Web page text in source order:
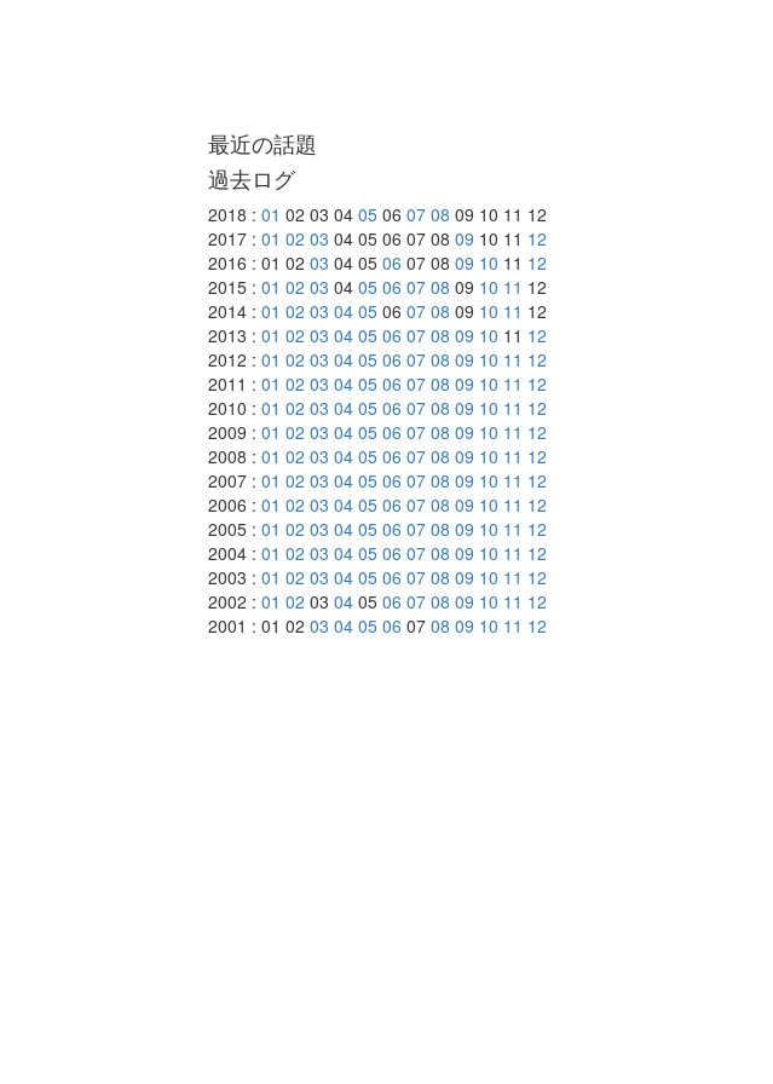
最近の話題
過去ログ
2018 : 01 02 03 04 05 06 07 08 09 10 11 12
2017 : 01 02 03 04 05 06 07 08 09 10 11 12
2016 : 01 02 03 04 05 06 07 08 09 10 11 12
2015 : 01 02 03 04 05 06 07 08 09 10 11 12
2014 : 01 02 03 04 05 06 07 08 09 10 11 12
2013 : 01 02 03 04 05 06 07 08 09 10 11 12
2012 : 01 02 03 04 05 06 07 08 09 10 11 12
2011 : 01 02 03 04 05 06 07 08 09 10 11 12
2010 : 01 02 03 04 05 06 07 08 09 10 11 12
2009 : 01 02 03 04 05 06 07 08 09 10 11 12
2008 : 01 02 03 04 05 06 07 08 09 10 11 12
2007 : 01 02 03 04 05 06 07 08 09 10 11 12
2006 : 01 02 03 04 05 06 07 08 09 10 11 12
2005 : 01 02 03 04 05 06 07 08 09 10 11 12
2004 : 01 02 03 04 05 06 07 08 09 10 11 12
2003 : 01 02 03 04 05 06 07 08 09 10 11 12
2002 : 01 02 03 04 05 06 07 08 09 10 11 12
2001 : 01 02 03 04 05 06 07 08 09 10 11 12